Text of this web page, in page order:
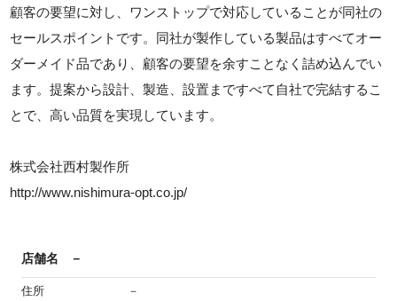
顧客の要望に対し、ワンストップで対応していることが同社の
セールスポイントです。同社が製作している製品はすべてオー
ダーメイド品であり、顧客の要望を余すことなく詰め込んでい
ます。提案から設計、製造、設置まですべて自社で完結するこ
とで、高い品質を実現しています。
株式会社西村製作所
http://www.nishimura-opt.co.jp/
店舗名 －
住所 －